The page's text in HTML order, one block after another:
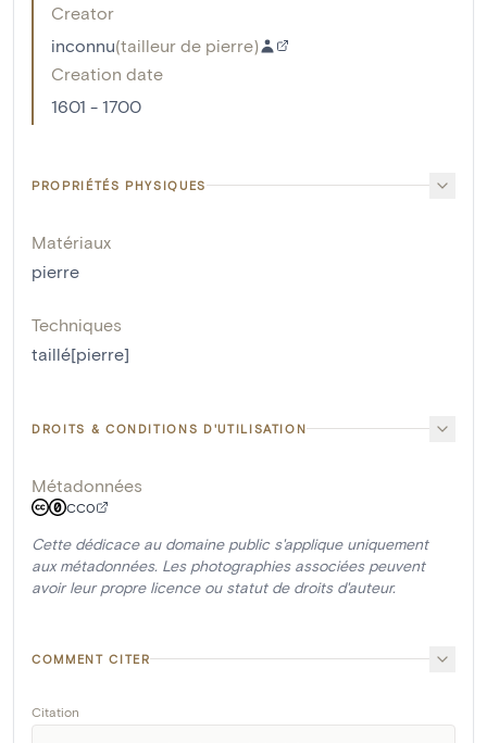
Creator
inconnu(tailleur de pierre)
Creation date
1601 - 1700
PROPRIÉTÉS PHYSIQUES
Matériaux
pierre
Techniques
taillé[pierre]
DROITS & CONDITIONS D'UTILISATION
Métadonnées
CC0
Cette dédicace au domaine public s'applique uniquement
aux métadonnées. Les photographies associées peuvent
avoir leur propre licence ou statut de droits d'auteur.
COMMENT CITER
Citation